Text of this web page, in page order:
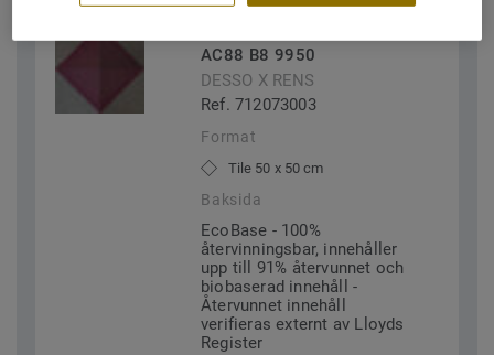
AC88 B8 9950
DESSO X RENS
Ref. 712073003
Format
Tile 50 x 50 cm
Baksida
EcoBase - 100%
återvinningsbar, innehåller
upp till 91% återvunnet och
biobaserad innehåll -
Återvunnet innehåll
verifieras externt av Lloyds
Register